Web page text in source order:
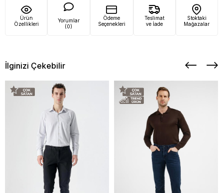
Ürün
Özellikleri
Yorumlar
(0)
Ödeme
Seçenekleri
Teslimat
ve İade
Stoktaki
Mağazalar
İlginizi Çekebilir